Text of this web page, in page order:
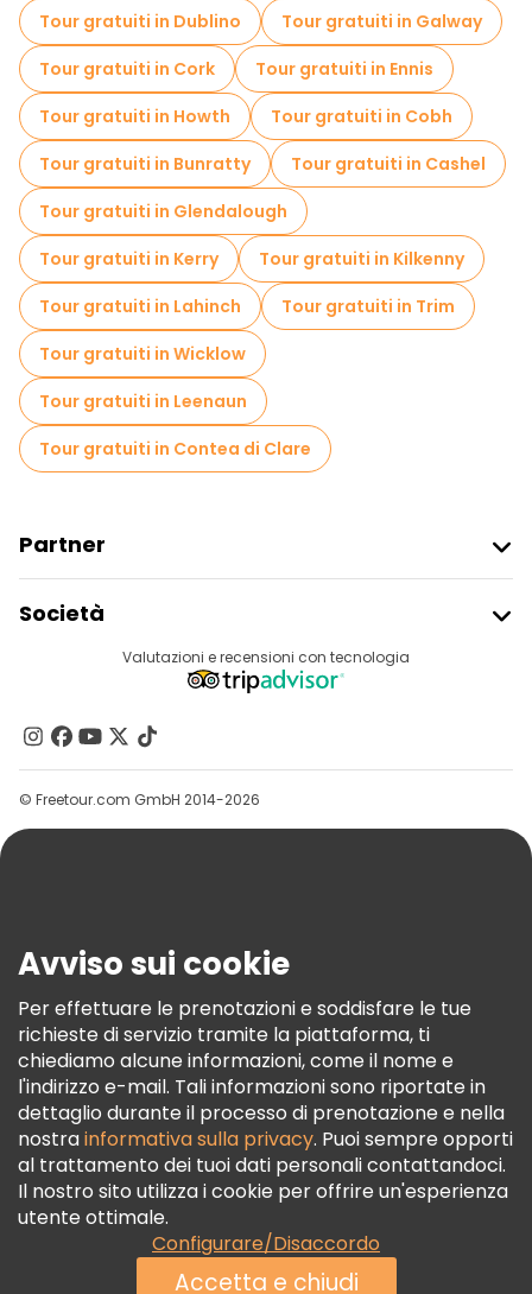
Tour gratuiti in Dublino
Tour gratuiti in Galway
Tour gratuiti in Cork
Tour gratuiti in Ennis
Tour gratuiti in Howth
Tour gratuiti in Cobh
Tour gratuiti in Bunratty
Tour gratuiti in Cashel
Tour gratuiti in Glendalough
Tour gratuiti in Kerry
Tour gratuiti in Kilkenny
Tour gratuiti in Lahinch
Tour gratuiti in Trim
Tour gratuiti in Wicklow
Tour gratuiti in Leenaun
Tour gratuiti in Contea di Clare
Partner
Accesso Del Fornitore
Programma Di Affiliazione
Società
Destinazioni
Contattaci
Gruppi
Aiuto
Termini E Condizioni
Informativa Sui Cookie
Freetour Premi
Programma Di Fidelizzazione
Valutazioni e recensioni con tecnologia
© Freetour.com GmbH 2014-2026
Avviso sui cookie
Per effettuare le prenotazioni e soddisfare le tue
richieste di servizio tramite la piattaforma, ti
chiediamo alcune informazioni, come il nome e
l'indirizzo e-mail. Tali informazioni sono riportate in
dettaglio durante il processo di prenotazione e nella
nostrainformativa sulla privacy. Puoi sempre opporti
al trattamento dei tuoi dati personali contattandoci.
Il nostro sito utilizza i cookie per offrire un'esperienza
utente ottimale.
Configurare/Disaccordo
Accetta e chiudi